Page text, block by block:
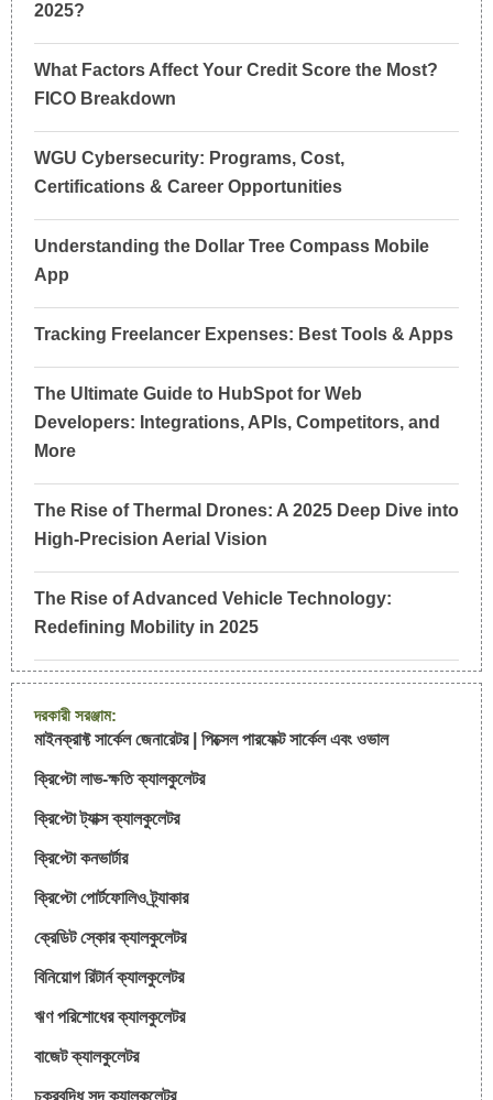
2025?
What Factors Affect Your Credit Score the Most?
FICO Breakdown
WGU Cybersecurity: Programs, Cost,
Certifications & Career Opportunities
Understanding the Dollar Tree Compass Mobile
App
Tracking Freelancer Expenses: Best Tools & Apps
The Ultimate Guide to HubSpot for Web
Developers: Integrations, APIs, Competitors, and
More
The Rise of Thermal Drones: A 2025 Deep Dive into
High-Precision Aerial Vision
The Rise of Advanced Vehicle Technology:
Redefining Mobility in 2025
দরকারী সরঞ্জাম:
মাইনক্রাফ্ট সার্কেল জেনারেটর | পিক্সেল পারফেক্ট সার্কেল এবং ওভাল
ক্রিপ্টো লাভ-ক্ষতি ক্যালকুলেটর
ক্রিপ্টো ট্যাক্স ক্যালকুলেটর
ক্রিপ্টো কনভার্টার
ক্রিপ্টো পোর্টফোলিও ট্র্যাকার
ক্রেডিট স্কোর ক্যালকুলেটর
বিনিয়োগ রিটার্ন ক্যালকুলেটর
ঋণ পরিশোধের ক্যালকুলেটর
বাজেট ক্যালকুলেটর
চক্রবৃদ্ধি সুদ ক্যালকুলেটর